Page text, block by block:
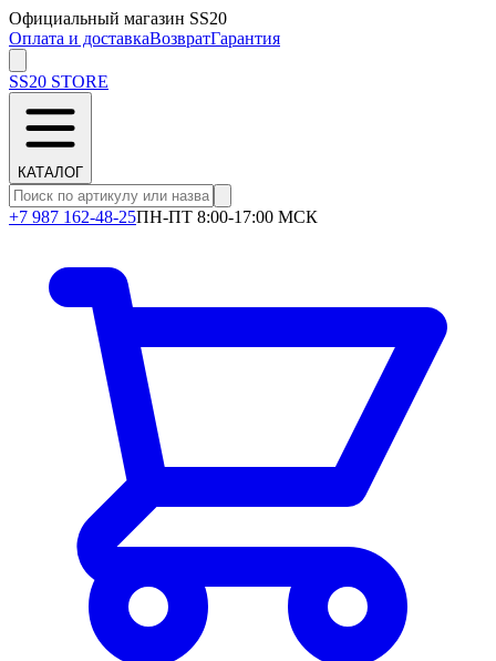
Официальный магазин SS20
Оплата и доставкаВозвратГарантия
SS20 STORE
КАТАЛОГ
+7 987 162-48-25ПН-ПТ 8:00-17:00 МСК